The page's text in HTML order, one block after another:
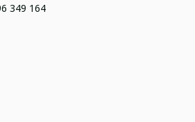
349 164